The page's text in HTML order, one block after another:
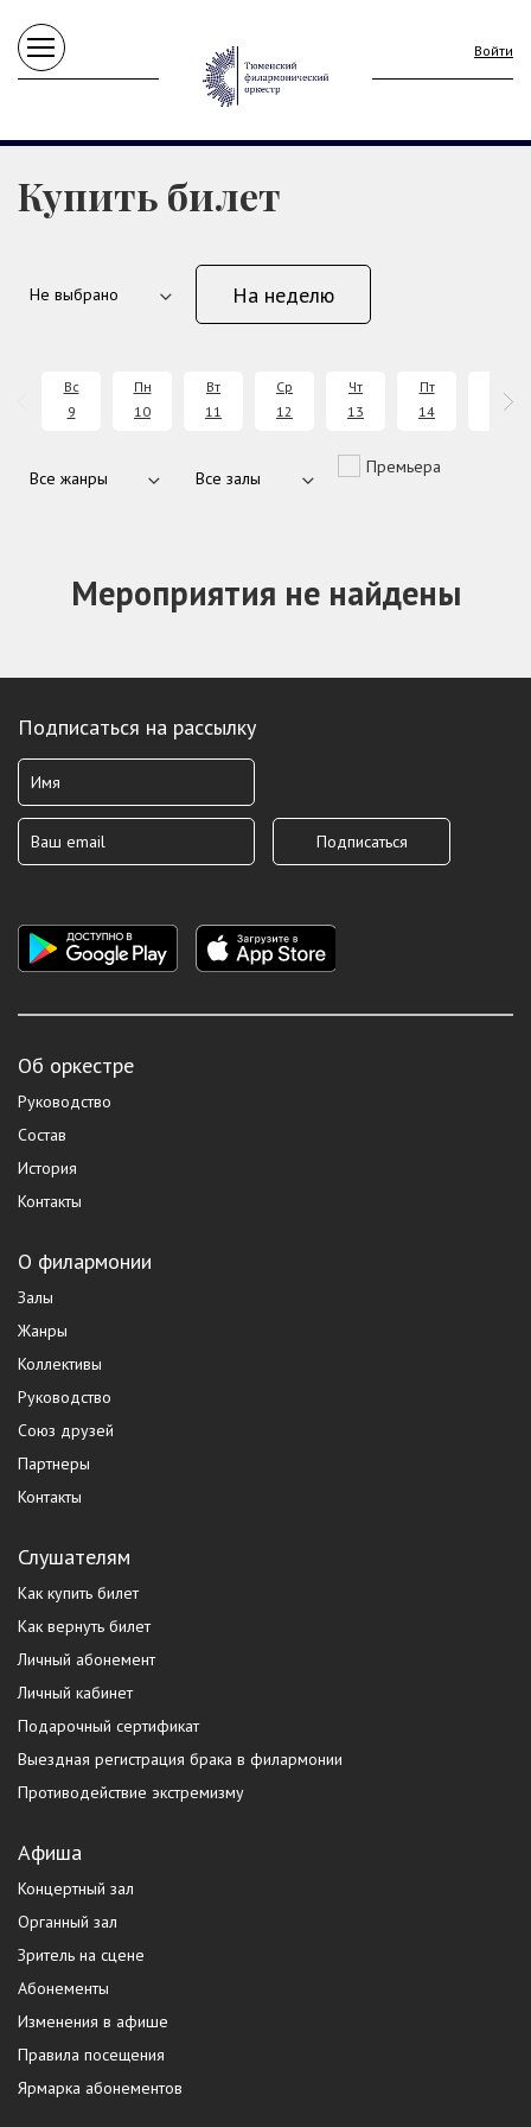
Войти
Купить билет
На неделю
Вс
9
Пн
10
Вт
11
Ср
12
Чт
13
Пт
14
15
Премьера
Мероприятия не найдены
Подписаться на рассылку
Об оркестре
Руководство
Состав
История
Контакты
О филармонии
Залы
Жанры
Коллективы
Руководство
Союз друзей
Партнеры
Контакты
Слушателям
Как купить билет
Как вернуть билет
Личный абонемент
Личный кабинет
Подарочный сертификат
Выездная регистрация брака в филармонии
Противодействие экстремизму
Афиша
Концертный зал
Органный зал
Зритель на сцене
Абонементы
Изменения в афише
Правила посещения
Ярмарка абонементов